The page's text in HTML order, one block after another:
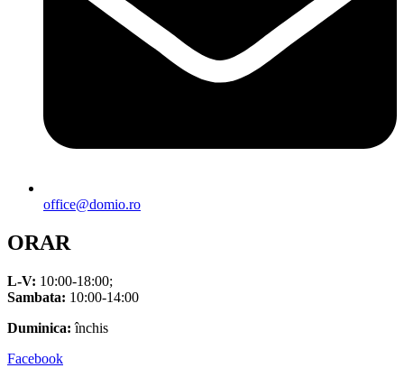
office@domio.ro
ORAR
L-V: 10:00-18:00;
Sambata: 10:00-14:00
Duminica: închis
Facebook